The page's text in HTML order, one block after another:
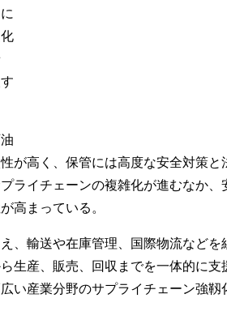
が高く、保管には高度な安全対策と
ライチェーンの複雑化が進むなか、
高まっている。
、輸送や在庫管理、国際物流などを
生産、販売、回収までを一体的に支
い産業分野のサプライチェーン強靱